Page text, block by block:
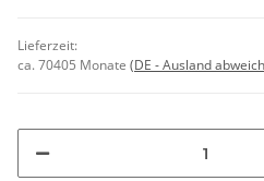
Lieferzeit:
ca. 70405 Monate (DE - Ausland